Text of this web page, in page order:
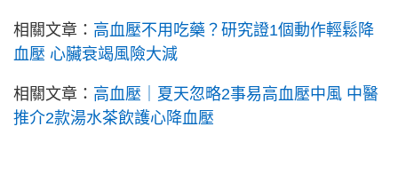
相關文章： 高血壓不用吃藥？研究證1個動作輕鬆降
血壓 心臟衰竭風險大減
相關文章： 高血壓｜夏天忽略2事易高血壓中風 中醫
推介2款湯水茶飲護心降血壓